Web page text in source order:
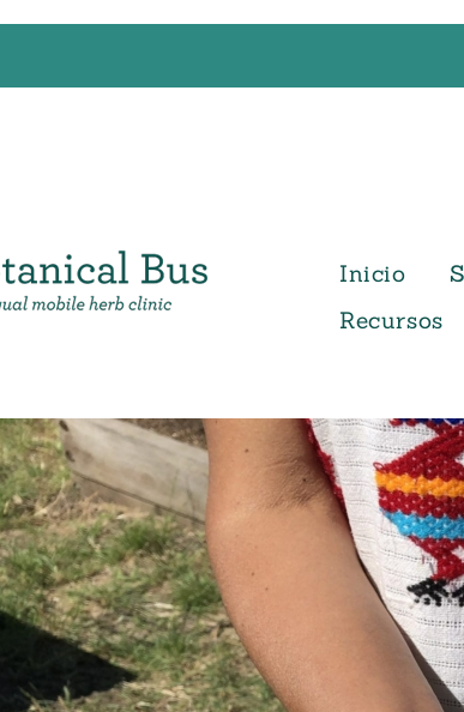
Inicio
Recursos